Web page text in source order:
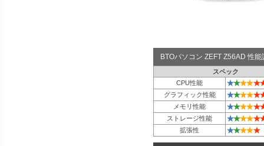
BTOパソコン ZEFT Z56AD 性
スペック
CPU性能
★★★★★
グラフィック性能 ★★★★★
メモリ性能 ★★★★★
ストレージ性能 ★★★★★
拡張性 ★★★★★